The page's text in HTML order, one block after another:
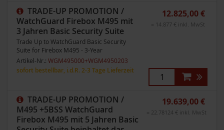
TRADE-UP PROMOTION /
WatchGuard Firebox M495 mit
3 Jahren Basic Security Suite
Trade Up to WatchGuard Basic Security
Suite for Firebox M495 - 3-Year
Artikel-Nr.: WGM495000+WGM4950203
sofort bestellbar, i.d.R. 2-3 Tage Lieferzeit
12.825,00 €
= 14.877 € inkl. MwSt
TRADE-UP PROMOTION /
M495 +5BSS WatchGuard
Firebox M495 mit 5 Jahren Basic
19.639,00 €
= 22.78124 € inkl. MwSt